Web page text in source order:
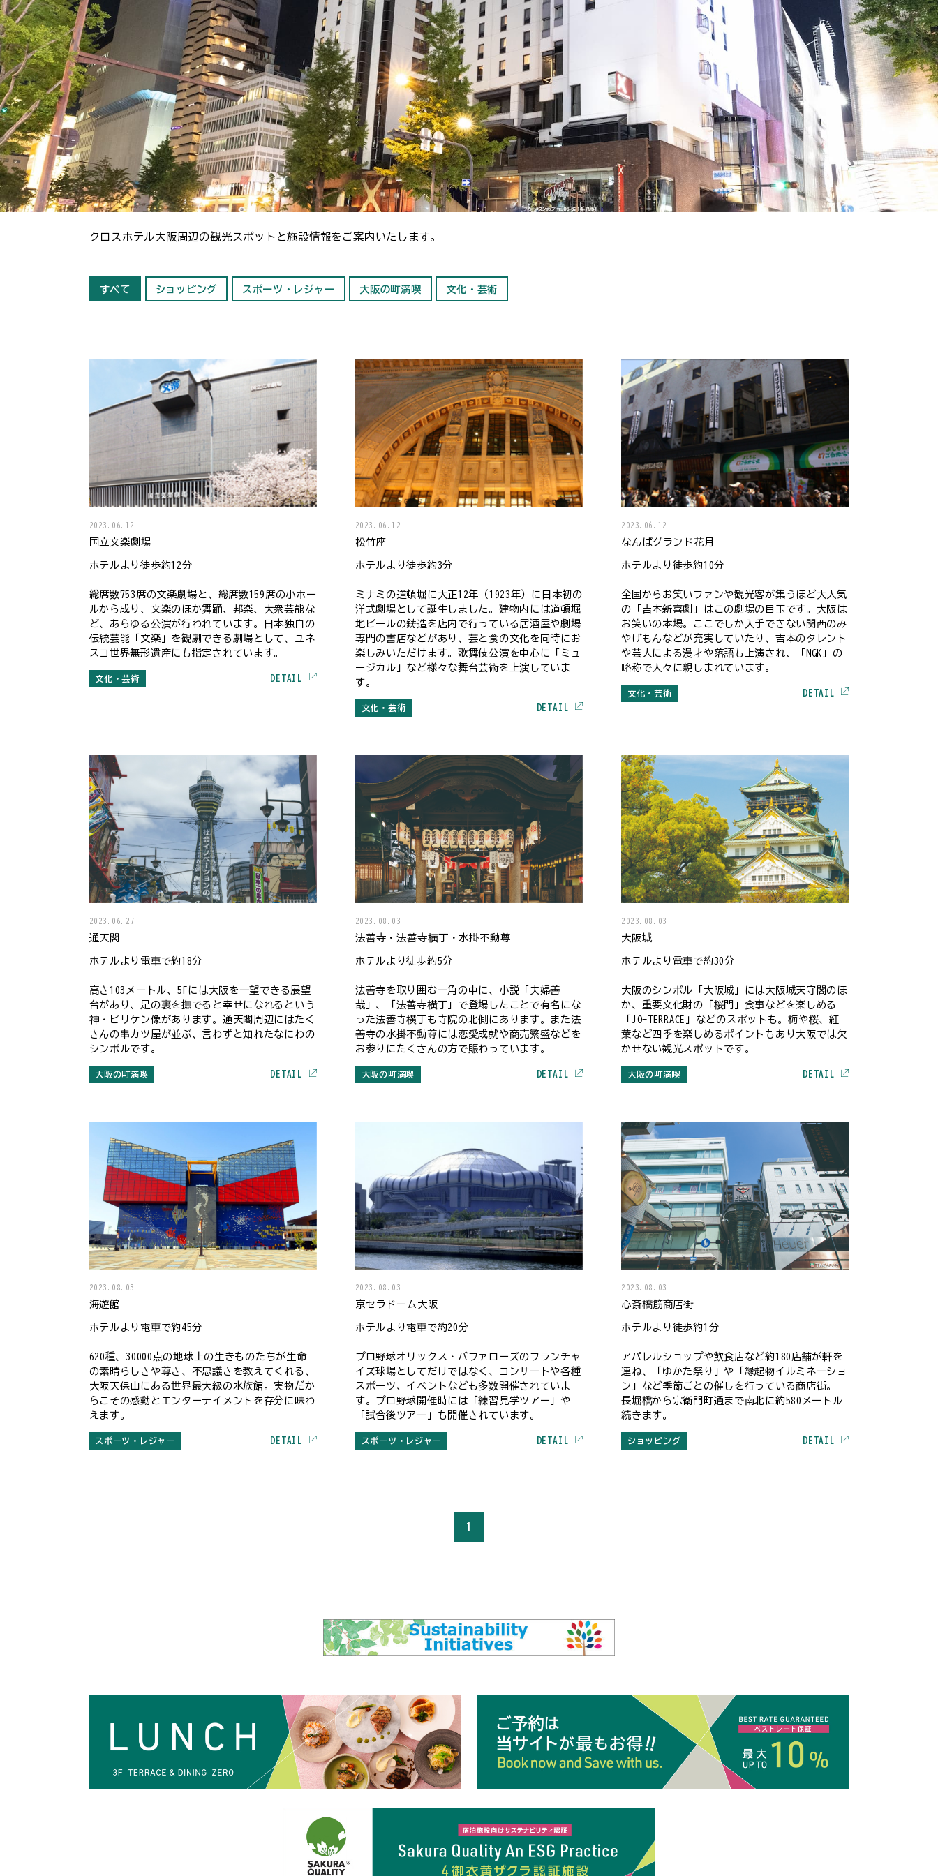
クロスホテル大阪周辺の観光スポットと施設情報をご案内いたします。
すべて ショッピング スポーツ・レジャー 大阪の町満喫 文化・芸術
2023.06.12
国立文楽劇場
ホテルより徒歩約12分
総席数753席の文楽劇場と、総席数159席の小ホー
ルから成り、文楽のほか舞踊、邦楽、大衆芸能な
ど、あらゆる公演が行われています。日本独自の
伝統芸能「文楽」を観劇できる劇場として、ユネ
スコ世界無形遺産にも指定されています。
文化・芸術 DETAIL
2023.06.12
松竹座
ホテルより徒歩約3分
ミナミの道頓堀に大正12年（1923年）に日本初の
洋式劇場として誕生しました。建物内には道頓堀
地ビールの鋳造を店内で行っている居酒屋や劇場
専門の書店などがあり、芸と食の文化を同時にお
楽しみいただけます。歌舞伎公演を中心に「ミュ
ージカル」など様々な舞台芸術を上演していま
す。
文化・芸術 DETAIL
2023.06.12
なんばグランド花月
ホテルより徒歩約10分
全国からお笑いファンや観光客が集うほど大人気
の「吉本新喜劇」はこの劇場の目玉です。大阪は
お笑いの本場。ここでしか入手できない関西のみ
やげもんなどが充実していたり、吉本のタレント
や芸人による漫才や落語も上演され、「NGK」の
略称で人々に親しまれています。
文化・芸術 DETAIL
2023.06.27
通天閣
ホテルより電車で約18分
高さ103メートル、5Fには大阪を一望できる展望
台があり、足の裏を撫でると幸せになれるという
神・ビリケン像があります。通天閣周辺にはたく
さんの串カツ屋が並ぶ、言わずと知れたなにわの
シンボルです。
大阪の町満喫 DETAIL
2023.08.03
法善寺・法善寺横丁・水掛不動尊
ホテルより徒歩約5分
法善寺を取り囲む一角の中に、小説「夫婦善
哉」、「法善寺横丁」で登場したことで有名にな
った法善寺横丁も寺院の北側にあります。また法
善寺の水掛不動尊には恋愛成就や商売繁盛などを
お参りにたくさんの方で賑わっています。
大阪の町満喫 DETAIL
2023.08.03
大阪城
ホテルより電車で約30分
大阪のシンボル「大阪城」には大阪城天守閣のほ
か、重要文化財の「桜門」食事などを楽しめる
「JO-TERRACE」などのスポットも。梅や桜、紅
葉など四季を楽しめるポイントもあり大阪では欠
かせない観光スポットです。
大阪の町満喫 DETAIL
2023.08.03
海遊館
ホテルより電車で約45分
620種、30000点の地球上の生きものたちが生命
の素晴らしさや尊さ、不思議さを教えてくれる、
大阪天保山にある世界最大級の水族館。実物だか
らこその感動とエンターテイメントを存分に味わ
えます。
スポーツ・レジャー DETAIL
2023.08.03
京セラドーム大阪
ホテルより電車で約20分
プロ野球オリックス・バファローズのフランチャ
イズ球場としてだけではなく、コンサートや各種
スポーツ、イベントなども多数開催されていま
す。プロ野球開催時には「練習見学ツアー」や
「試合後ツアー」も開催されています。
スポーツ・レジャー DETAIL
2023.08.03
心斎橋筋商店街
ホテルより徒歩約1分
アパレルショップや飲食店など約180店舗が軒を
連ね、「ゆかた祭り」や「縁起物イルミネーショ
ン」など季節ごとの催しを行っている商店街。
長堀橋から宗衛門町通まで南北に約580メートル
続きます。
ショッピング DETAIL
1